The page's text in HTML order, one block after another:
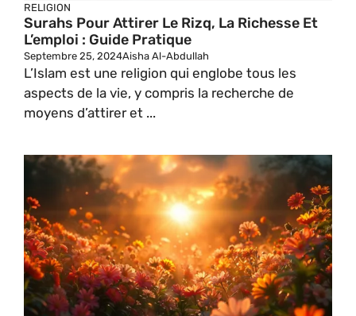
RELIGION
Surahs Pour Attirer Le Rizq, La Richesse Et
L’emploi : Guide Pratique
Septembre 25, 2024Aisha Al-Abdullah
L’Islam est une religion qui englobe tous les
aspects de la vie, y compris la recherche de
moyens d’attirer et ...